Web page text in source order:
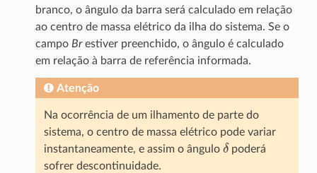
branco, o ângulo da barra será calculado em relação
ao centro de massa elétrico da ilha do sistema. Se o
campo Brestiver preenchido, o ângulo é calculado
em relação à barra de referência informada.
Atenção
Na ocorrência de um ilhamento de parte do
sistema, o centro de massa elétrico pode variar
instantaneamente, e assim o ângulo δ poderá
sofrer descontinuidade.